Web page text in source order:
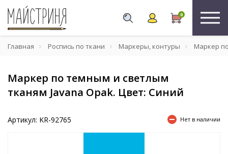
0
Главная Роспись по ткани Маркеры, контуры Маркер
Маркер по темным и светлым
тканям Javana Opak. Цвет: Синий
Артикул: KR-92765 Нет в наличии